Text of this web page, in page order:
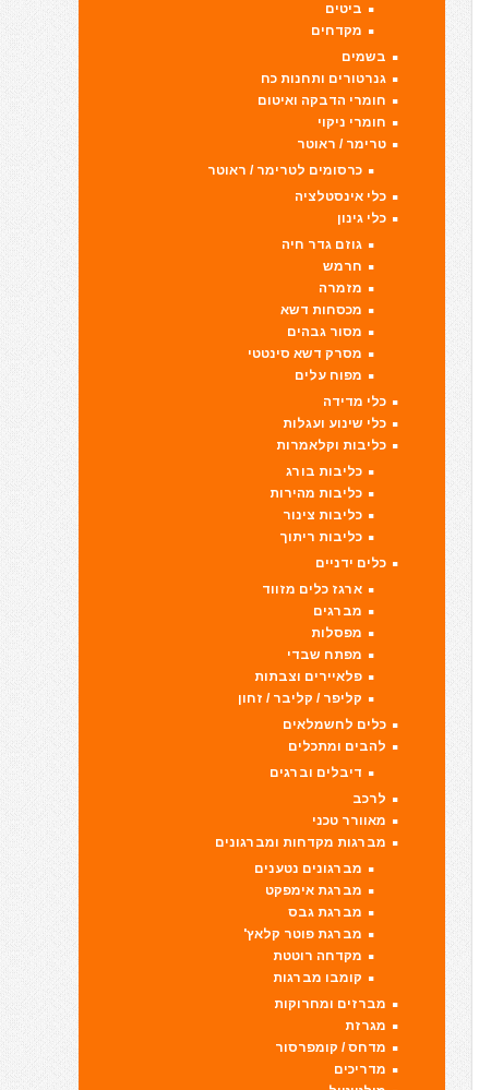
ביטים
מקדחים
בשמים
גנרטורים ותחנות כח
חומרי הדבקה ואיטום
חומרי ניקוי
טרימר / ראוטר
כרסומים לטרימר / ראוטר
כלי אינסטלציה
כלי גינון
גוזם גדר חיה
חרמש
מזמרה
מכסחות דשא
מסור גבהים
מסרק דשא סינטטי
מפוח עלים
כלי מדידה
כלי שינוע ועגלות
כליבות וקלאמרות
כליבות בורג
כליבות מהירות
כליבות צינור
כליבות ריתוך
כלים ידניים
ארגז כלים מזווד
מברגים
מפסלות
מפתח שבדי
פלאיירים וצבתות
קליפר / קליבר / זחון
כלים לחשמלאים
להבים ומתכלים
דיבלים וברגים
לרכב
מאוורר טכני
מברגות מקדחות ומברגונים
מברגונים נטענים
מברגת אימפקט
מברגת גבס
מברגת פוטר קלאץ'
מקדחה רוטטת
קומבו מברגות
מברזים ומחרוקות
מגרזת
מדחס / קומפרסור
מדריכים